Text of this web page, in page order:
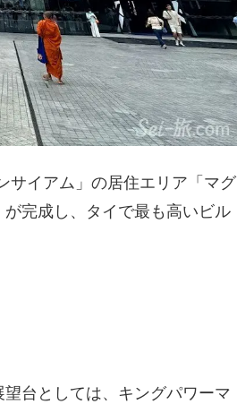
サイアム」の居住エリア「マグ
完成し、タイで最も高いビル
台としては、キングパワーマ